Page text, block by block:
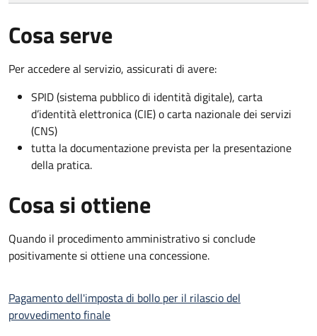
Cosa serve
Per accedere al servizio, assicurati di avere:
SPID (sistema pubblico di identità digitale), carta
d’identità elettronica (CIE) o carta nazionale dei servizi
(CNS)
tutta la documentazione prevista per la presentazione
della pratica.
Cosa si ottiene
Quando il procedimento amministrativo si conclude
positivamente si ottiene una concessione.
Pagamento dell'imposta di bollo per il rilascio del
provvedimento finale